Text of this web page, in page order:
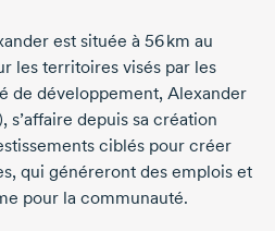
est située à 56 km au
les territoires visés par les
de développement, Alexander
s’affaire depuis sa création
ciblés pour créer
qui généreront des emplois et
pour la communauté.